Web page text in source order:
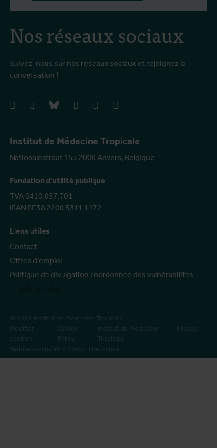
Institut de Médecine Tropicale
Nationalestraat 155 2000 Anvers, Belgique
Fondation d'utilité publique
TVA 0410.057.701
IBAN BE38 2200 5311 1172
Liens utiles
Contact
Offres d'emploi
Politique de divulgation coordonnée des vulnérabilités
Nos réseaux sociaux
Suivez-nous sur nos réseaux sociaux et rejoignez la
conversation !
facebookinstagrambluesky linkedIn youtube
© 2026 Institut de Médecine Tropicale
Modifier
cookies
Cookie
Policy
Institut de Médecine
Tropicale
Presse
Webdesign by Who Owns The Zebra